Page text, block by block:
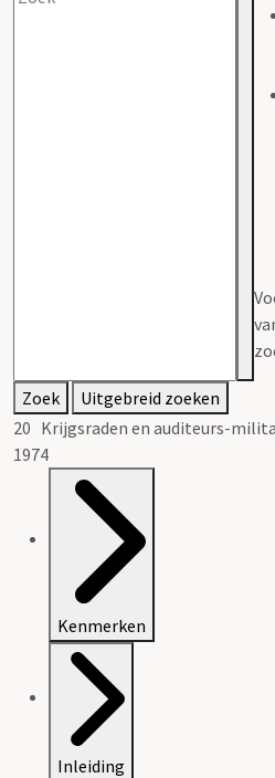
Zoek
Uitgebreid zoeken
20 Krijgsraden en auditeurs-
1974
Kenmerken
Inleiding